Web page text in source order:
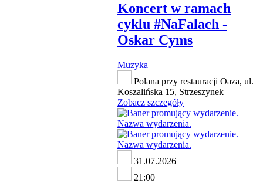
Koncert w ramach
cyklu #NaFalach -
Oskar Cyms
Muzyka
Polana przy restauracji Oaza, ul.
Koszalińska 15, Strzeszynek
Zobacz szczegóły
31.07.2026
21:00